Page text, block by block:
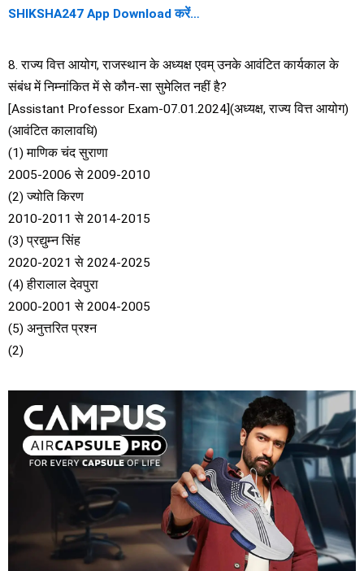
SHIKSHA247 App Download करें…
8. राज्य वित्त आयोग, राजस्थान के अध्यक्ष एवम् उनके आवंटित कार्यकाल के
संबंध में निम्नांकित में से कौन-सा सुमेलित नहीं है?
[Assistant Professor Exam-07.01.2024](अध्यक्ष, राज्य वित्त आयोग)
(आवंटित कालावधि)
(1) माणिक चंद सुराणा
2005-2006 से 2009-2010
(2) ज्योति किरण
2010-2011 से 2014-2015
(3) प्रद्युम्न सिंह
2020-2021 से 2024-2025
(4) हीरालाल देवपुरा
2000-2001 से 2004-2005
(5) अनुत्तरित प्रश्न
(2)